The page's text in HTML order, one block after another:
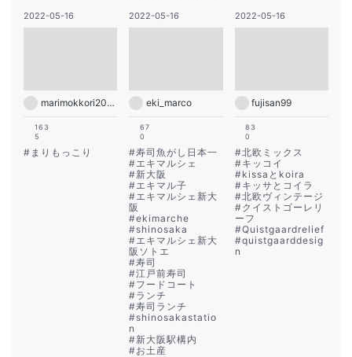
2022-05-16
marimokkori2005
163
5
# まりもっこり
2022-05-16
eki_marco
67
0
#寿司魚がし日本一
#エキマルシェ
#新大阪
#エキマル子
#エキマルシェ新大
阪
#ekimarche
#shinosaka
#エキマルシェ新大
阪ソトエ
#寿司
#江戸前寿司
#フードコート
#ランチ
#寿司ランチ
#shinosakastatio
n
#新大阪駅構内
#お土産
2022-05-16
fujisan99
83
0
#北欧ミックス
#キッコイ
#kissaとkoira
#キッサとコイラ
#北欧ヴィンテージ
#クイストゴーレリ
ーフ
#Quistgaardrelief
#quistgaarddesig
n